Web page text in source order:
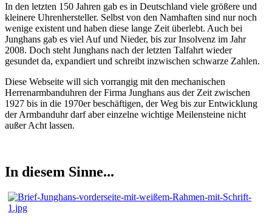
In den letzten 150 Jahren gab es in Deutschland viele größere und
kleinere Uhrenhersteller. Selbst von den Namhaften sind nur noch
wenige existent und haben diese lange Zeit überlebt. Auch bei
Junghans gab es viel Auf und Nieder, bis zur Insolvenz im Jahr
2008. Doch steht Junghans nach der letzten Talfahrt wieder
gesundet da, expandiert und schreibt inzwischen schwarze Zahlen.
Diese Webseite will sich vorrangig mit den mechanischen
Herrenarmbanduhren der Firma Junghans aus der Zeit zwischen
1927 bis in die 1970er beschäftigen, der Weg bis zur Entwicklung
der Armbanduhr darf aber einzelne wichtige Meilensteine nicht
außer Acht lassen.
In diesem Sinne...